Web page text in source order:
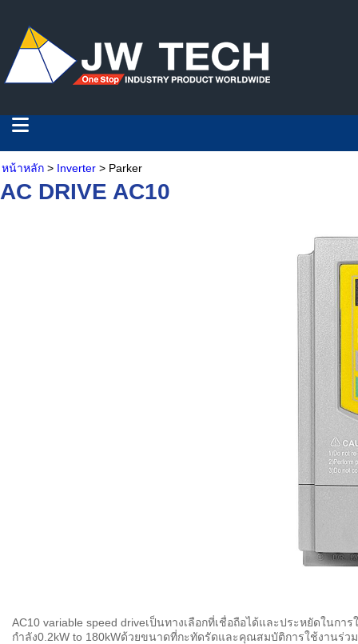
หน้าหลัก > Inverter > Parker
AC DRIVE AC10
AC10 variable speed driveเป็นทางเลือกที่เชื่อถือได้และประหยัดในก
กำลัง0.2kW to 180kWด้วยขนาดที่กะทัดรัดและคุณสมบัติการใช้งานร่ว